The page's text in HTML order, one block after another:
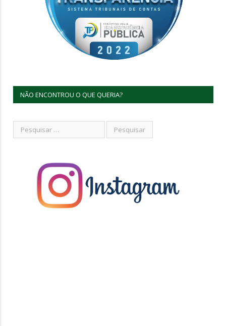
NÃO ENCONTROU O QUE QUERIA?